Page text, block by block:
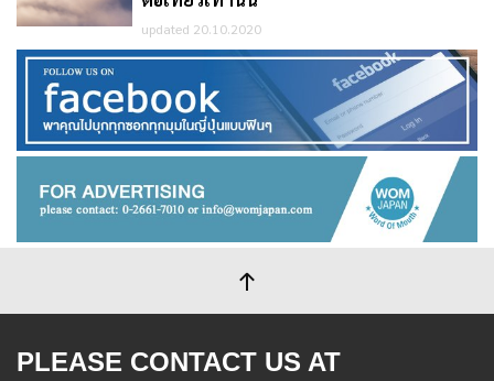
updated 20.10.2020
PLEASE CONTACT US AT